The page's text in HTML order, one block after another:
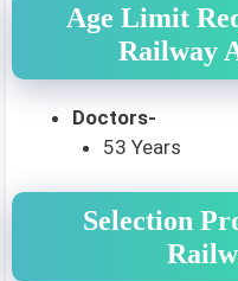
Age Limit
Railway
Doctors-
53 Years
Selection